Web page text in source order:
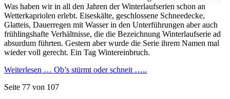
Was haben wir in all den Jahren der Winterlaufserien schon an
Wetterkapriolen erlebt. Eiseskälte, geschlossene Schneedecke,
Glatteis, Dauerregen mit Wasser in den Unterführungen aber auch
frühlingshafte Verhältnisse, die die Bezeichnung Winterlaufserie ad
absurdum führten. Gestern aber wurde die Serie ihrem Namen mal
wieder voll gerecht. Ein Tag Wintereinbruch.
Weiterlesen … Ob’s stürmt oder schneit …..
Seite 77 von 107